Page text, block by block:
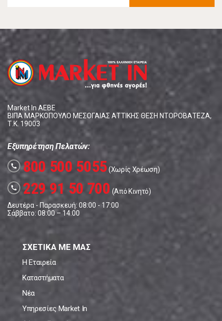
Market In ΑΕΒΕ
ΒΙΠΑ ΜΑΡΚΟΠΟΥΛΟ ΜΕΣΟΓΑΙΑΣ ΑΤΤΙΚΗΣ ΘΕΣΗ ΝΤΟΡΟΒΑΤΕΖΑ,
Τ.Κ. 19003
Εξυπηρέτηση Πελατών:
call 800 500 5055(Χωρίς Χρέωση)
call 229 91 50 700 (Από Κινητό)
Δευτέρα - Παρασκευή: 08:00 - 17:00
Σάββατο: 08:00 – 14:00
ΣΧΕΤΙΚΑ ΜΕ ΜΑΣ
Η Εταιρεία
Καταστήματα
Νέα
Υπηρεσίες Market In